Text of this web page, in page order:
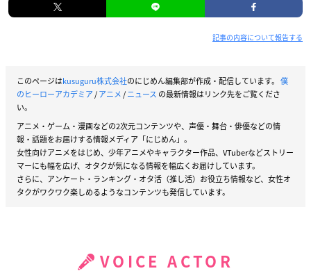
記事の内容について報告する
このページはkusuguru株式会社のにじめん編集部が作成・配信しています。 僕
のヒーローアカデミア/アニメ/ニュース の最新情報はリンク先をご覧くださ
い。
アニメ・ゲーム・漫画などの2次元コンテンツや、声優・舞台・俳優などの情
報・話題をお届けする情報メディア「にじめん」。
女性向けアニメをはじめ、少年アニメやキャラクター作品、VTuberなどストリー
マーにも幅を広げ、オタクが気になる情報を幅広くお届けしています。
さらに、アンケート・ランキング・オタ活（推し活）お役立ち情報など、女性オ
タクがワクワク楽しめるようなコンテンツも発信しています。
VOICE ACTOR